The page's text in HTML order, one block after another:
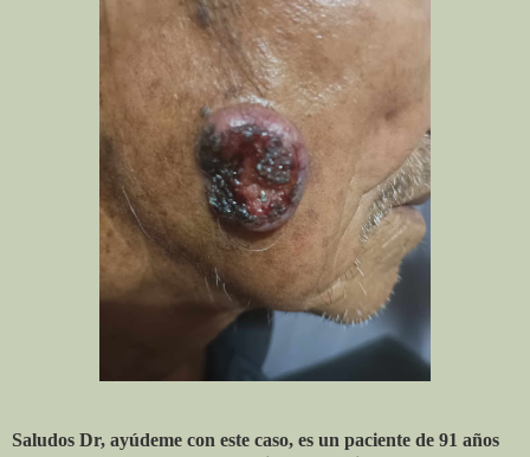
Saludos Dr, ayúdeme con este caso, es un paciente de 91 años